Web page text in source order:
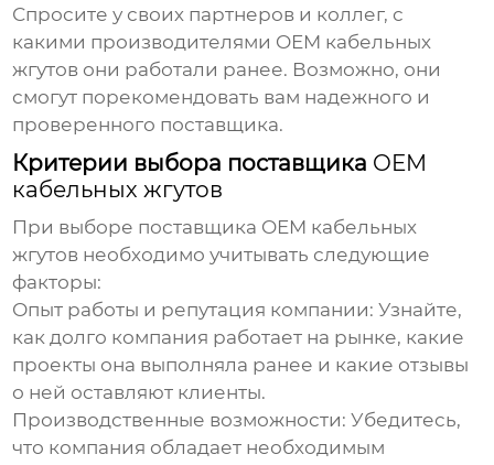
Спросите у своих партнеров и коллег, с
какими производителями OEM кабельных
жгутов они работали ранее. Возможно, они
смогут порекомендовать вам надежного и
проверенного поставщика.
Критерии выбора поставщика OEM
кабельных жгутов
При выборе поставщика OEM кабельных
жгутов необходимо учитывать следующие
факторы:
Опыт работы и репутация компании: Узнайте,
как долго компания работает на рынке, какие
проекты она выполняла ранее и какие отзывы
о ней оставляют клиенты.
Производственные возможности: Убедитесь,
что компания обладает необходимым